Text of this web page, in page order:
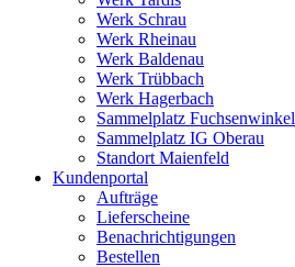
Werk Schrau
Werk Rheinau
Werk Baldenau
Werk Trübbach
Werk Hagerbach
Sammelplatz Fuchsenwinkel
Sammelplatz IG Oberau
Standort Maienfeld
Kundenportal
Aufträge
Lieferscheine
Benachrichtigungen
Bestellen